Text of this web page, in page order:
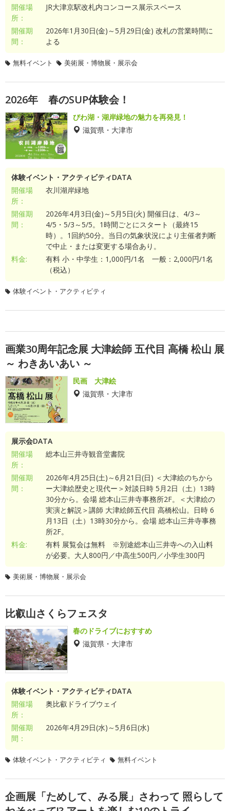
開催場
所：
JR大津京駅改札内コンコース展示スペース
開催期
間：
2026年1月30日(金)～5月29日(金) 改札の営業時間に
よる
無料イベント 美術展・博物展・展示会
2026年 春のSUP体験会！
びわ湖・湖岸緑地の魅力を再発見！
滋賀県・大津市
体験イベント・アクティビティDATA
開催場
所：
衣川湖岸緑地
開催期
間：
2026年4月3日(金)～5月5日(火) 開催日は、4/3～
4/5・5/3～5/5。1時間ごとにスタート（最終15
時）。1回約50分。当日の気象状況により主催者判断
で中止・または変更する場合あり。
料金:
有料 小・中学生：1,000円/1名 一般：2,000円/1名
（税込）
体験イベント・アクティビティ
画業30周年記念展 大津絵師 五代目 高橋 松山 展
～ わきあいあい ～
民画 大津絵
滋賀県・大津市
展示会DATA
開催場
所：
総本山三井寺観音堂書院
開催期
間：
2026年4月25日(土)～6月21日(日) ＜大津絵のちから
ー大津絵歴史と現代ー＞対談日時 5月2日（土）13時
30分から。会場 総本山三井寺事務所2F。＜大津絵の
実演と解説＞講師 大津絵師五代目 高橋松山。日時 6
月13日（土）13時30分から。会場 総本山三井寺事務
所2F。
料金:
有料 展覧会は無料 ※別途総本山三井寺への入山料
が必要。大人800円／中高生500円／小学生300円
美術展・博物展・展示会
比叡山さくらフェスタ
春のドライブにおすすめ
滋賀県・大津市
体験イベント・アクティビティDATA
開催場
所：
奥比叡ドライブウェイ
開催期
間：
2026年4月29日(水)～5月6日(水)
体験イベント・アクティビティ 無料イベント
企画展「ためして、みる展」さわって 照らして